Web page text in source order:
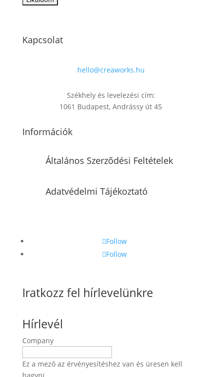
Kapcsolat
hello@creaworks.hu
Székhely és levelezési cím:
1061 Budapest, Andrássy út 45
Információk
Általános Szerződési Feltételek
Adatvédelmi Tájékoztató
Follow
Follow
Iratkozz fel hírlevelünkre
Hírlevél
Company
Ez a mező az érvényesítéshez van és üresen kell